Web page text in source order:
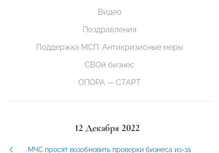
Видео
Поздравления
Поддержка МСП. Антикризисные меры
СВОй бизнес
ОПОРА — СТАРТ
12 Декабря 2022
МЧС просят возобновить проверки бизнеса из-за